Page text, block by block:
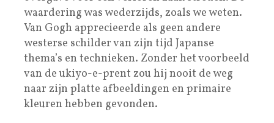
waardering was wederzijds, zoals we weten.
Van Gogh apprecieerde als geen andere
westerse schilder van zijn tijd Japanse
thema’s en technieken. Zonder het voorbeeld
van de ukiyo-e-prent zou hij nooit de weg
naar zijn platte afbeeldingen en primaire
kleuren hebben gevonden.